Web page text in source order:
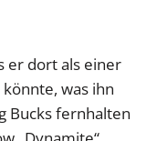
er dort als einer
was ihn
Bucks fernhalten